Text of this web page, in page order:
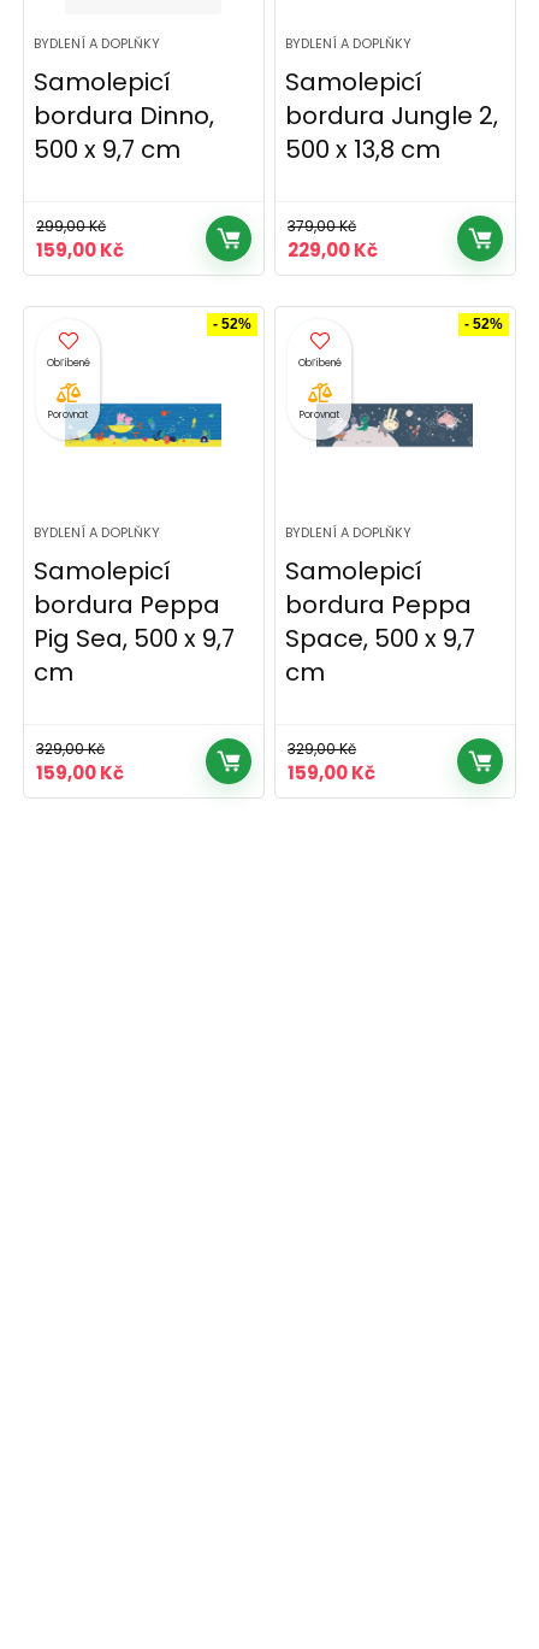
BYDLENÍ A DOPLŇKY
Samolepicí
bordura Dinno,
500 x 9,7 cm
299,00Kč
Původní
cena
159,00KčAktuální
cena
159,00 Kč.
BYDLENÍ A DOPLŇKY
Samolepicí
bordura Jungle 2,
500 x 13,8 cm
379,00Kč
Původní
cena
229,00KčAktuální
cena
229,00 Kč.
Porovnat
- 52%
BYDLENÍ A DOPLŇKY
Samolepicí
bordura Peppa
Pig Sea, 500 x 9,7
cm
329,00Kč
Původní
cena
159,00KčAktuální
cena
Porovnat
- 52%
BYDLENÍ A DOPLŇKY
Samolepicí
bordura Peppa
Space, 500 x 9,7
cm
329,00Kč
Původní
cena
159,00KčAktuální
cena